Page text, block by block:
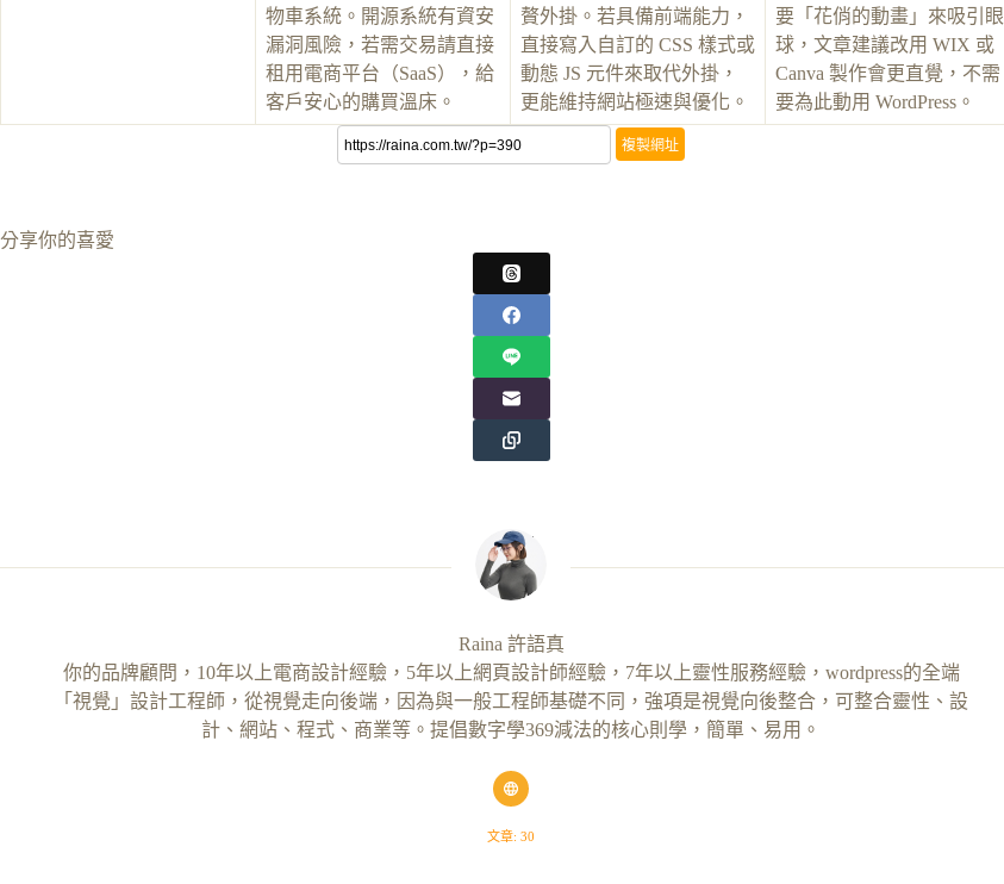
物車系統。開源系統有資安
漏洞風險，若需交易請直接
租用電商平台（SaaS），給
客戶安心的購買溫床。
贅外掛。若具備前端能力，
直接寫入自訂的 CSS 樣式或
動態 JS 元件來取代外掛，
更能維持網站極速與優化。
要「花俏的動畫」來吸引眼
球，文章建議改用 WIX 或
Canva 製作會更直覺，不需
要為此動用 WordPress。
複製網址
分享你的喜愛
Raina 許語真
你的品牌顧問，10年以上電商設計經驗，5年以上網頁設計師經驗，7年以上靈性服務經驗，wordpress的全端
「視覺」設計工程師，從視覺走向後端，因為與一般工程師基礎不同，強項是視覺向後整合，可整合靈性、設
計、網站、程式、商業等。提倡數字學369減法的核心則學，簡單、易用。
文章: 30